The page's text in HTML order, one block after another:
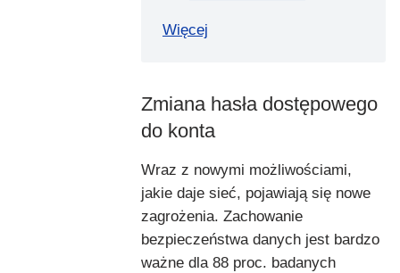
Więcej
Zmiana hasła dostępowego
do konta
Wraz z nowymi możliwościami,
jakie daje sieć, pojawiają się nowe
zagrożenia. Zachowanie
bezpieczeństwa danych jest bardzo
ważne dla 88 proc. badanych